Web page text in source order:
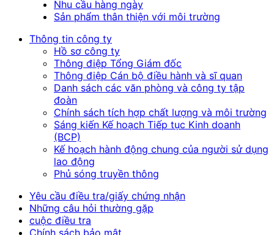
Nhu cầu hàng ngày
Sản phẩm thân thiện với môi trường
Thông tin công ty
Hồ sơ công ty
Thông điệp Tổng Giám đốc
Thông điệp Cán bộ điều hành và sĩ quan
Danh sách các văn phòng và công ty tập
đoàn
Chính sách tích hợp chất lượng và môi trường
Sáng kiến Kế hoạch Tiếp tục Kinh doanh
(BCP)
Kế hoạch hành động chung của người sử dụng
lao động
Phủ sóng truyền thông
Yêu cầu điều tra/giấy chứng nhận
Những câu hỏi thường gặp
cuộc điều tra
Chính sách bảo mật